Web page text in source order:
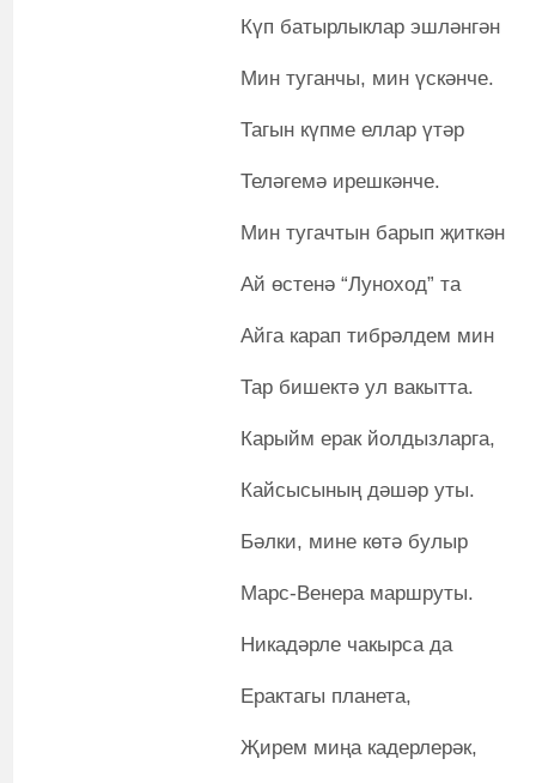
Күп батырлыклар эшләнгән
Мин туганчы, мин үскәнче.
Тагын күпме еллар үтәр
Теләгемә ирешкәнче.
Мин тугачтын барып җиткән
Ай өстенә “Луноход” та
Айга карап тибрәлдем мин
Тар бишектә ул вакытта.
Карыйм ерак йолдызларга,
Кайсысының дәшәр уты.
Бәлки, мине көтә булыр
Марс-Венера маршруты.
Никадәрле чакырса да
Ерактагы планета,
Җирем миңа кадерлерәк,